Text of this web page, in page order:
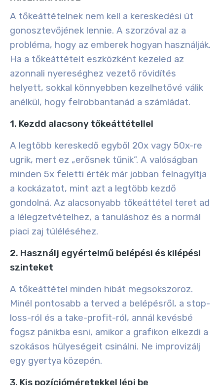
A tőkeáttételnek nem kell a kereskedési út
gonosztevőjének lennie. A szorzóval az a
probléma, hogy az emberek hogyan használják.
Ha a tőkeáttételt eszközként kezeled az
azonnali nyereséghez vezető rövidítés
helyett, sokkal könnyebben kezelhetővé válik
anélkül, hogy felrobbantanád a számládat.
1. Kezdd alacsony tőkeáttétellel
A legtöbb kereskedő egyből 20x vagy 50x-re
ugrik, mert ez „erősnek tűnik”. A valóságban
minden 5x feletti érték már jobban felnagyítja
a kockázatot, mint azt a legtöbb kezdő
gondolná. Az alacsonyabb tőkeáttétel teret ad
a lélegzetvételhez, a tanuláshoz és a normál
piaci zaj túléléséhez.
2. Használj egyértelmű belépési és kilépési
szinteket
A tőkeáttétel minden hibát megsokszoroz.
Minél pontosabb a terved a belépésről, a stop-
loss-ról és a take-profit-ról, annál kevésbé
fogsz pánikba esni, amikor a grafikon elkezdi a
szokásos hülyeségeit csinálni. Ne improvizálj
egy gyertya közepén.
3. Kis pozícióméretekkel lépj be